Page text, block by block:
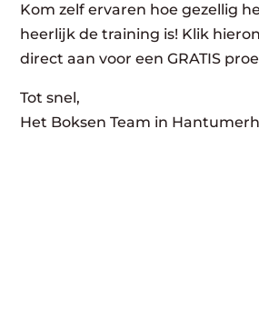
Kom zelf ervaren hoe gezellig
heerlijk de training is! Klik
direct aan voor een GRATIS
Tot snel,
Het Boksen Team in